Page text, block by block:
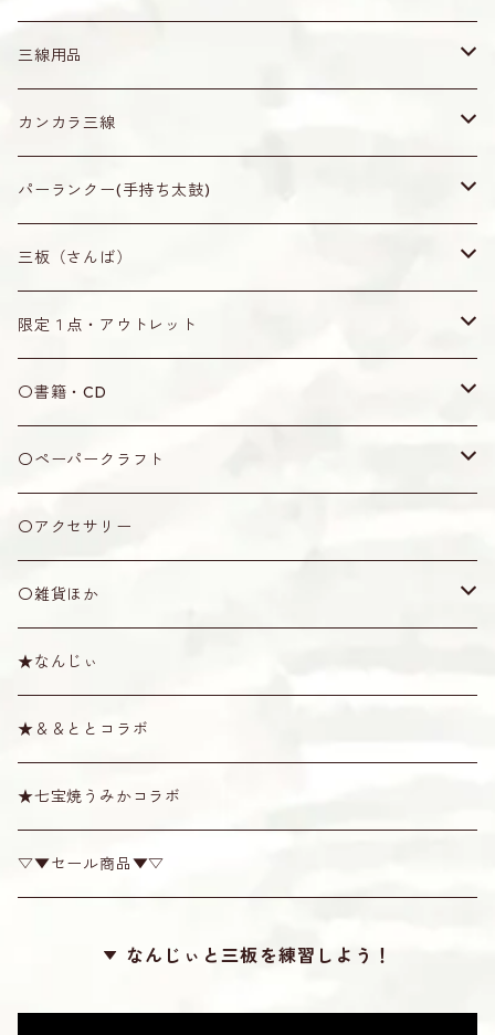
真壁型（通常サイズ）
小さめサイズ
三線用品
爪（バチ）・ピック
水牛角製（黒）
オランダ牛角製（茶・赤牛）
その他
ティーガ
ティーガ
ティーガ用紐
ティーガ留め
水牛角製
七宝焼製
ウマ
黒木製
竹製
弦
2号
1.5号
カラクイ
黒木
紫檀
梅
ケース・袋
袋
ソフトケース
ショルダー・天キャップ
ショルダー
天キャップ
その他
唄口
ハブ油・松脂
スタンド
カンカラ三線
無地
なんじぃ
パーランクー(手持ち太鼓)
無地
なんじぃ
三板（さんば）
無地
なんじぃ
限定１点・アウトレット
限定１点
アウトレット
〇書籍・CD
書籍
CD
〇ペーパークラフト
ミニシーサー
その他
〇アクセサリー
〇雑貨ほか
棹拭きクロス
Tシャツ
その他雑貨
★なんじぃ
★＆＆ととコラボ
★七宝焼うみかコラボ
▽▼セール商品▼▽
なんじぃと三板を練習しよう！